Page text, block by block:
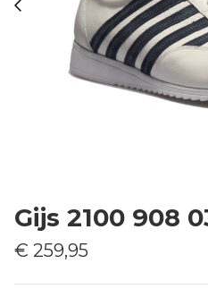
Gijs 2100 908
€ 259,95